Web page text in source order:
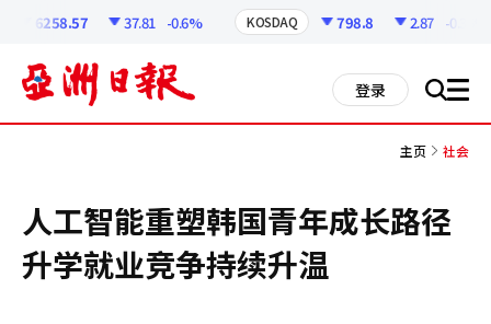
6258.57 37.81 -0.6% KOSDAQ 798.8 2.87 -0.36%
登录 搜 all
主页 社会
人工智能重塑韩国青年成长路径
升学就业竞争持续升温